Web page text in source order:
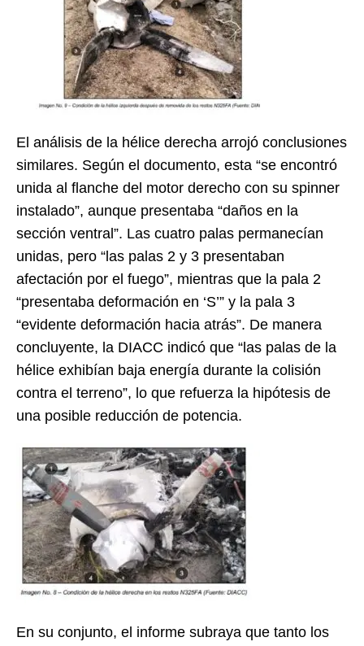
El análisis de la hélice derecha arrojó conclusiones
similares. Según el documento, esta “se encontró
unida al flanche del motor derecho con su spinner
instalado”, aunque presentaba “daños en la
sección ventral”. Las cuatro palas permanecían
unidas, pero “las palas 2 y 3 presentaban
afectación por el fuego”, mientras que la pala 2
“presentaba deformación en ‘S’” y la pala 3
“evidente deformación hacia atrás”. De manera
concluyente, la DIACC indicó que “las palas de la
hélice exhibían baja energía durante la colisión
contra el terreno”, lo que refuerza la hipótesis de
una posible reducción de potencia.
En su conjunto, el informe subraya que tanto los